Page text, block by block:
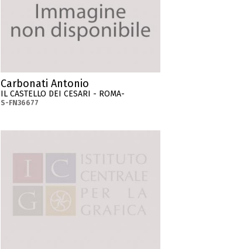
Carbonati Antonio
IL CASTELLO DEI CESARI - ROMA-
S-FN36677